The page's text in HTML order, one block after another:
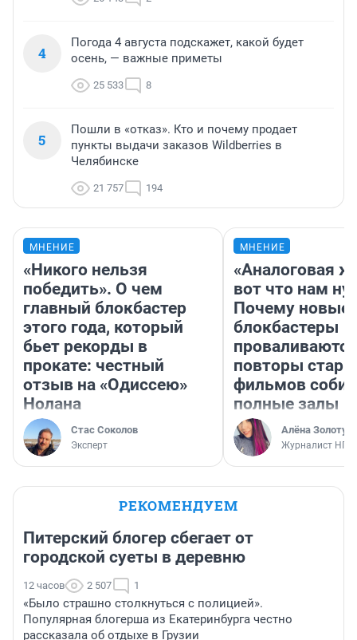
4
Погода 4 августа подскажет, какой будет
осень, — важные приметы
25 533 8
5
Пошли в «отказ». Кто и почему продает
пункты выдачи заказов Wildberries в
Челябинске
21 757 194
МНЕНИЕ
«Никого нельзя
победить». О чем
главный блокбастер
этого года, который
бьет рекорды в
прокате: честный
отзыв на «Одиссею»
Нолана
Стас Соколов
Эксперт
МНЕНИЕ
«Аналоговая
вот что нам
Почему новые
блокбастеры
повторы
фильмов
полные залы
Алёна
Журналист НГС
РЕКОМЕНДУЕМ
Питерский блогер сбегает от
городской суеты в деревню
12 часов 2 507 1
«Было страшно столкнуться с полицией».
Популярная блогерша из Екатеринбурга честно
рассказала об отдыхе в Грузии